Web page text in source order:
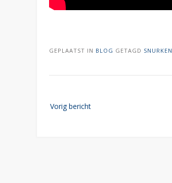
GEPLAATST IN BLOG GETAGD SNURKEN
navigatie
Vorig bericht